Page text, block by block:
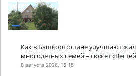
Как в Башкортостане улучшают
многодетных семей – сюжет
8 августа 2026, 16:15